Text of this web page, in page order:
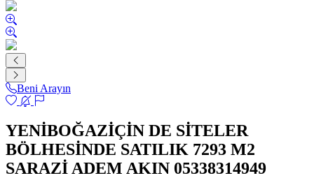
Beni Arayın
YENİBOĞAZİÇİN DE SİTELER
BÖLHESİNDE SATILIK 7293 M2
SARAZİ ADEM AKIN 05338314949